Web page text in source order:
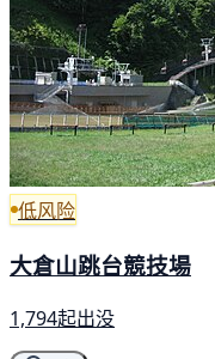
低风险
大倉山跳台競技場
1,794起出没